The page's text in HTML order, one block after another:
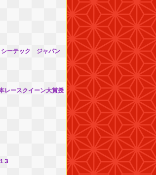
ーテック ジャパン
レースクイーン大賞授
3